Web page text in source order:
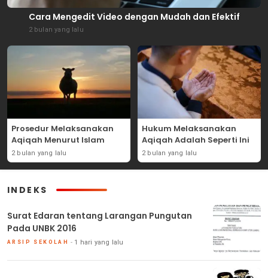
Cara Mengedit Video dengan Mudah dan Efektif
2 bulan yang lalu
Prosedur Melaksanakan
Aqiqah Menurut Islam
2 bulan yang lalu
Hukum Melaksanakan
Aqiqah Adalah Seperti Ini
2 bulan yang lalu
INDEKS
Surat Edaran tentang Larangan Pungutan
Pada UNBK 2016
ARSIP SEKOLAH 1 hari yang lalu